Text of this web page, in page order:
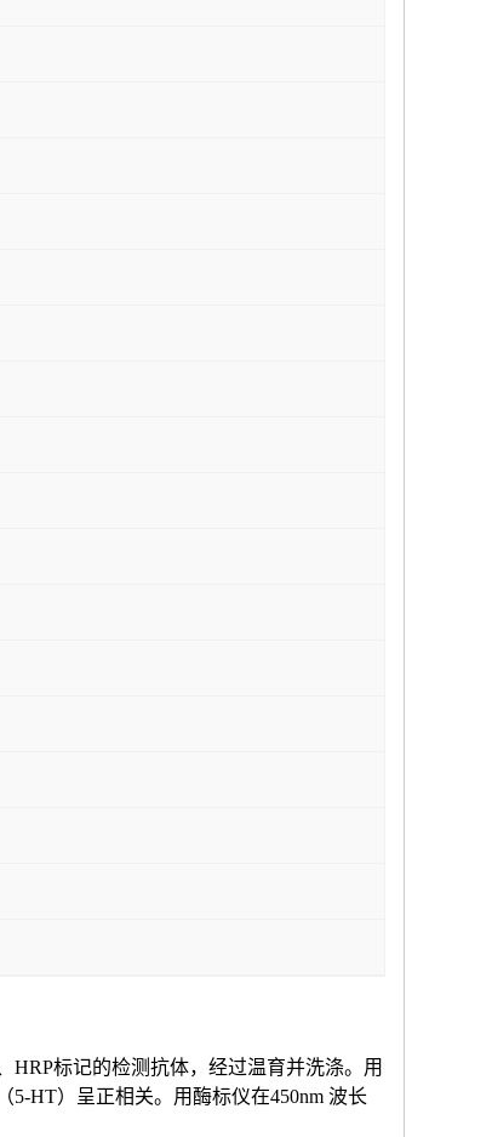
标记的检测抗体，经过温育并洗涤。用
5-HT） 呈正相关。用酶标仪在450nm 波长